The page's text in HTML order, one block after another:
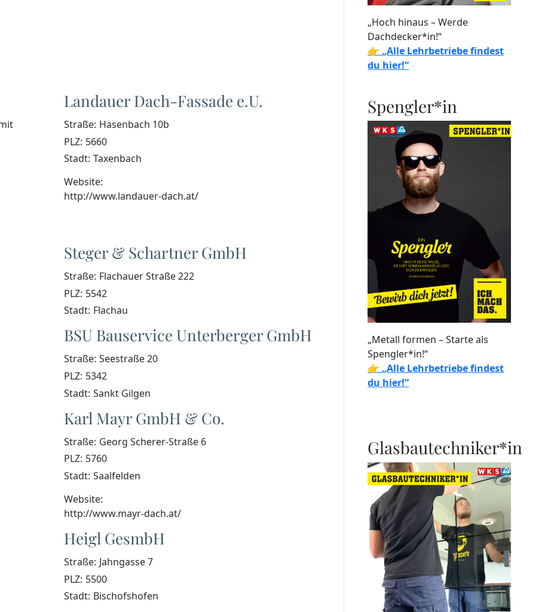
Landauer Dach-Fassade e.U.
Straße: Hasenbach 10b
PLZ: 5660
Stadt: Taxenbach
Website:
http://www.landauer-dach.at/
Steger & Schartner GmbH
Straße: Flachauer Straße 222
PLZ: 5542
Stadt: Flachau
BSU Bauservice Unterberger GmbH
Straße: Seestraße 20
PLZ: 5342
Stadt: Sankt Gilgen
Karl Mayr GmbH & Co.
Straße: Georg Scherer-Straße 6
PLZ: 5760
Stadt: Saalfelden
Website:
http://www.mayr-dach.at/
Heigl GesmbH
Straße: Jahngasse 7
PLZ: 5500
Stadt: Bischofshofen
„Hoch hinaus – Werde
Dachdecker*in!“
👉 „Alle Lehrbetriebe findest
du hier!“
Spengler*in
„Metall formen – Starte als
Spengler*in!“
👉 „Alle Lehrbetriebe findest
du hier!“
Glasbautechniker*in